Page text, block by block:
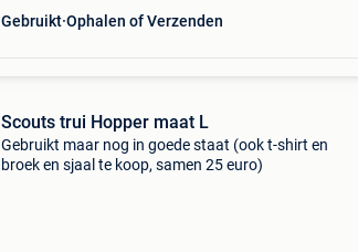
Gebruikt Ophalen of Verzenden
Scouts trui Hopper maat L
Gebruikt maar nog in goede staat (ook t-shirt en
broek en sjaal te koop, samen 25 euro)